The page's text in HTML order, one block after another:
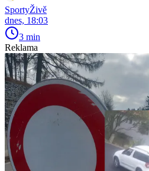
SportyŽivě
dnes, 18:03
3 min
Reklama